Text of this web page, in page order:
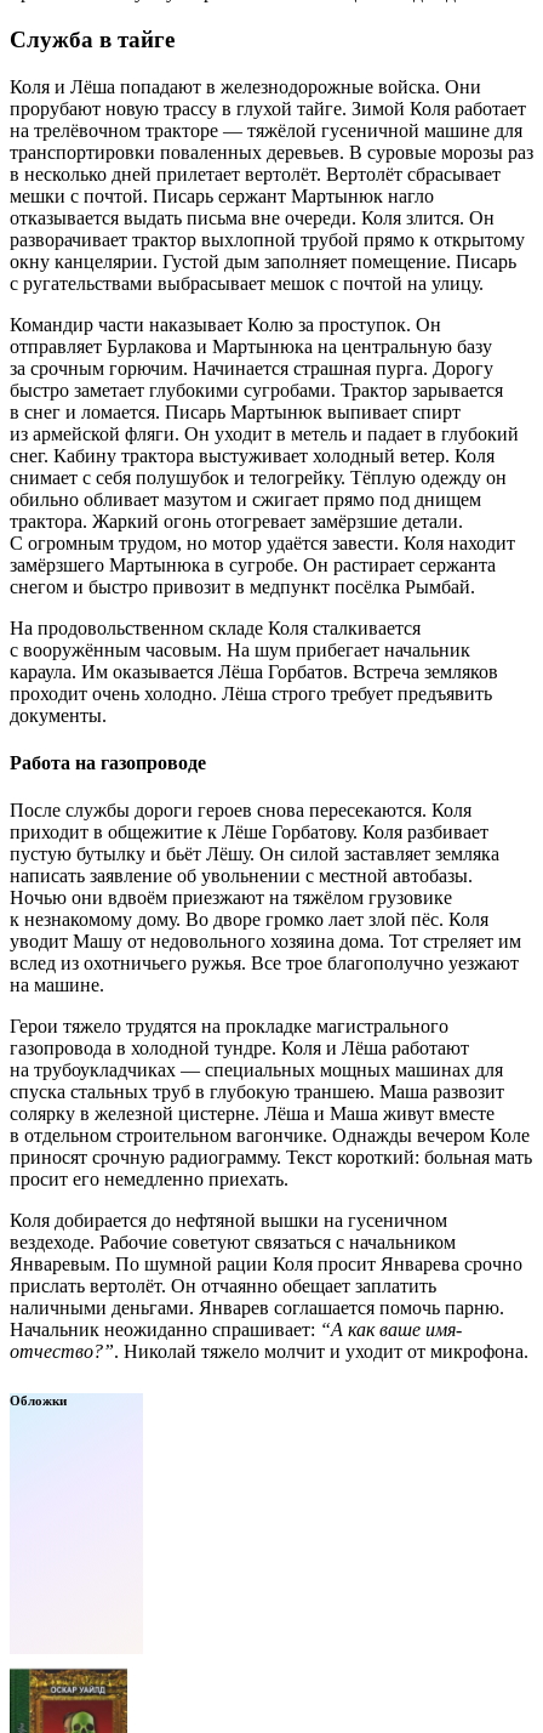
Служба в тайге
Коля и Лёша попадают в железнодорожные войска. Они
прорубают новую трассу в глухой тайге. Зимой Коля работает
на трелёвочном тракторе — тяжёлой гусеничной машине для
транспортировки поваленных деревьев. В суровые морозы раз
в несколько дней прилетает вертолёт. Вертолёт сбрасывает
мешки с почтой. Писарь сержант Мартынюк нагло
отказывается выдать письма вне очереди. Коля злится. Он
разворачивает трактор выхлопной трубой прямо к открытому
окну канцелярии. Густой дым заполняет помещение. Писарь
с ругательствами выбрасывает мешок с почтой на улицу.
Командир части наказывает Колю за проступок. Он
отправляет Бурлакова и Мартынюка на центральную базу
за срочным горючим. Начинается страшная пурга. Дорогу
быстро заметает глубокими сугробами. Трактор зарывается
в снег и ломается. Писарь Мартынюк выпивает спирт
из армейской фляги. Он уходит в метель и падает в глубокий
снег. Кабину трактора выстуживает холодный ветер. Коля
снимает с себя полушубок и телогрейку. Тёплую одежду он
обильно обливает мазутом и сжигает прямо под днищем
трактора. Жаркий огонь отогревает замёрзшие детали.
С огромным трудом, но мотор удаётся завести. Коля находит
замёрзшего Мартынюка в сугробе. Он растирает сержанта
снегом и быстро привозит в медпункт посёлка Рымбай.
На продовольственном складе Коля сталкивается
с вооружённым часовым. На шум прибегает начальник
караула. Им оказывается Лёша Горбатов. Встреча земляков
проходит очень холодно. Лёша строго требует предъявить
документы.
Работа на газопроводе
После службы дороги героев снова пересекаются. Коля
приходит в общежитие к Лёше Горбатову. Коля разбивает
пустую бутылку и бьёт Лёшу. Он силой заставляет земляка
написать заявление об увольнении с местной автобазы.
Ночью они вдвоём приезжают на тяжёлом грузовике
к незнакомому дому. Во дворе громко лает злой пёс. Коля
уводит Машу от недовольного хозяина дома. Тот стреляет им
вслед из охотничьего ружья. Все трое благополучно уезжают
на машине.
Герои тяжело трудятся на прокладке магистрального
газопровода в холодной тундре. Коля и Лёша работают
на трубоукладчиках — специальных мощных машинах для
спуска стальных труб в глубокую траншею. Маша развозит
солярку в железной цистерне. Лёша и Маша живут вместе
в отдельном строительном вагончике. Однажды вечером Коле
приносят срочную радиограмму. Текст короткий: больная мать
просит его немедленно приехать.
Коля добирается до нефтяной вышки на гусеничном
вездеходе. Рабочие советуют связаться с начальником
Январевым. По шумной рации Коля просит Январева срочно
прислать вертолёт. Он отчаянно обещает заплатить
наличными деньгами. Январев соглашается помочь парню.
Начальник неожиданно спрашивает: “А как ваше имя-
отчество?”. Николай тяжело молчит и уходит от микрофона.
Обложки